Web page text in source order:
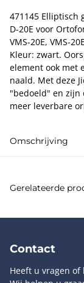
471145 Elliptisch
D-20E voor
VMS-20E, VMS-
Kleur: zwart.
element ook met
naald. Met deze
"bedoeld" en zijn
meer leverbare
Omschrijving
Gerelateerde
Contact
Heeft u vragen